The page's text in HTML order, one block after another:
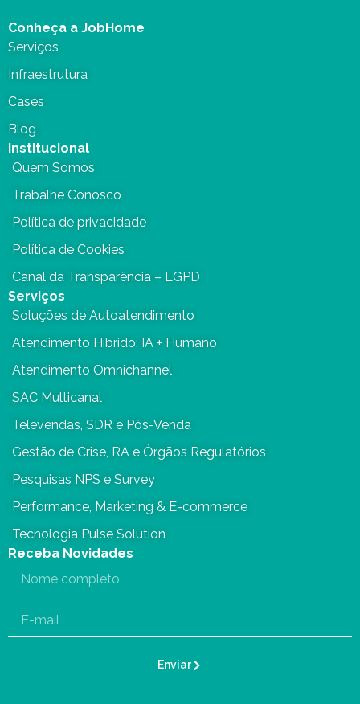
Conheça a JobHome
Serviços
Infraestrutura
Cases
Blog
Institucional
Quem Somos
Trabalhe Conosco
Política de privacidade
Política de Cookies
Canal da Transparência – LGPD
Serviços
Soluções de Autoatendimento
Atendimento Híbrido: IA + Humano
Atendimento Omnichannel
SAC Multicanal
Televendas, SDR e Pós-Venda
Gestão de Crise, RA e Órgãos Regulatórios
Pesquisas NPS e Survey
Performance, Marketing & E-commerce
Tecnologia Pulse Solution
Receba Novidades
Enviar